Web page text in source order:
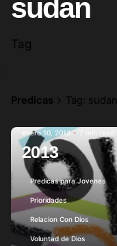
sudan
Tag
Predicas Tag: sudan
Posted by
enero 10, 2013 7 min read
2013
Predicas para Jovenes
Prioridades
Relacion Con Dios
Voluntad de Dios